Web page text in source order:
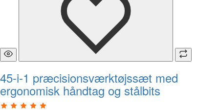
45-i-1 præcisionsværktøjssæt med
ergonomisk håndtag og stålbits